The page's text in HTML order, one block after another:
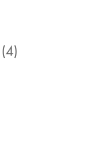
(4)